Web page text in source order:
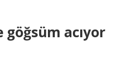
göğsüm acıyor